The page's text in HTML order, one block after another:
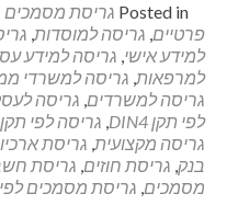
Posted in גריסת מסמכים
פרטיים, גריסה למוסדות,
למידע אישי, גריסה למידע
למרפאות, גריסה למשרדי
גריסה למשרדים, גריסה
לפי תקן DIN4
, גריסה לפי תקן DIN5
גריסה מקצועית, גריסת
בנק, גריסת חוזים, גריסת
מסמכים, גריסת מסמכים